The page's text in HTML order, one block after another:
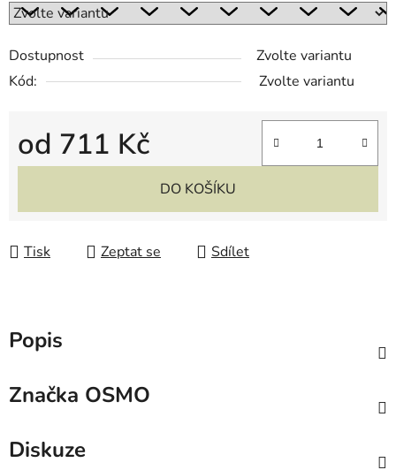
Dostupnost
Zvolte variantu
Kód:
Zvolte variantu
od 711 Kč
Měrná cena:
DO KOŠÍKU
Tisk Zeptat se Sdílet
Popis
Značka OSMO
Diskuze